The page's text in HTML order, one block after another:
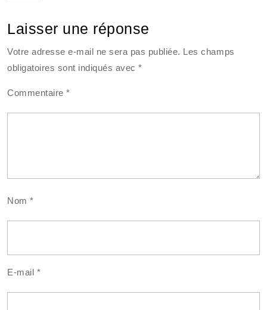
Laisser une réponse
Votre adresse e-mail ne sera pas publiée. Les champs
obligatoires sont indiqués avec*
Commentaire*
Nom*
E-mail *